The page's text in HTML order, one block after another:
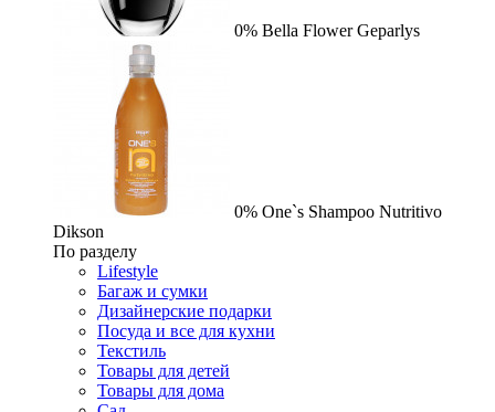
0% Bella Flower Geparlys
0% One`s Shampoo Nutritivo
Dikson
По разделу
Lifestyle
Багаж и сумки
Дизайнерские подарки
Посуда и все для кухни
Текстиль
Товары для детей
Товары для дома